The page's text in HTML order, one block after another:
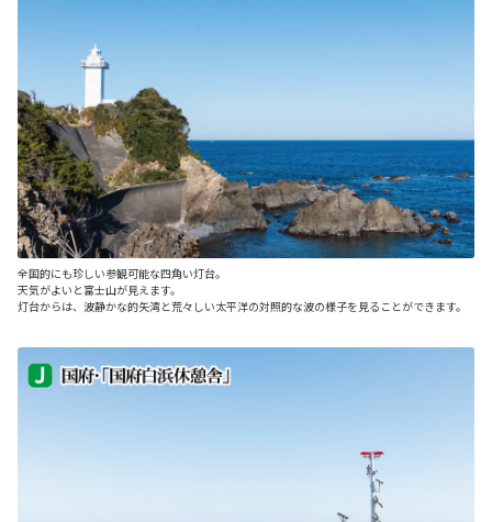
全国的にも珍しい参観可能な四角い灯台。
天気がよいと富士山が見えます。
灯台からは、波静かな的矢湾と荒々しい太平洋の対照的な波の様子を見ることができます。